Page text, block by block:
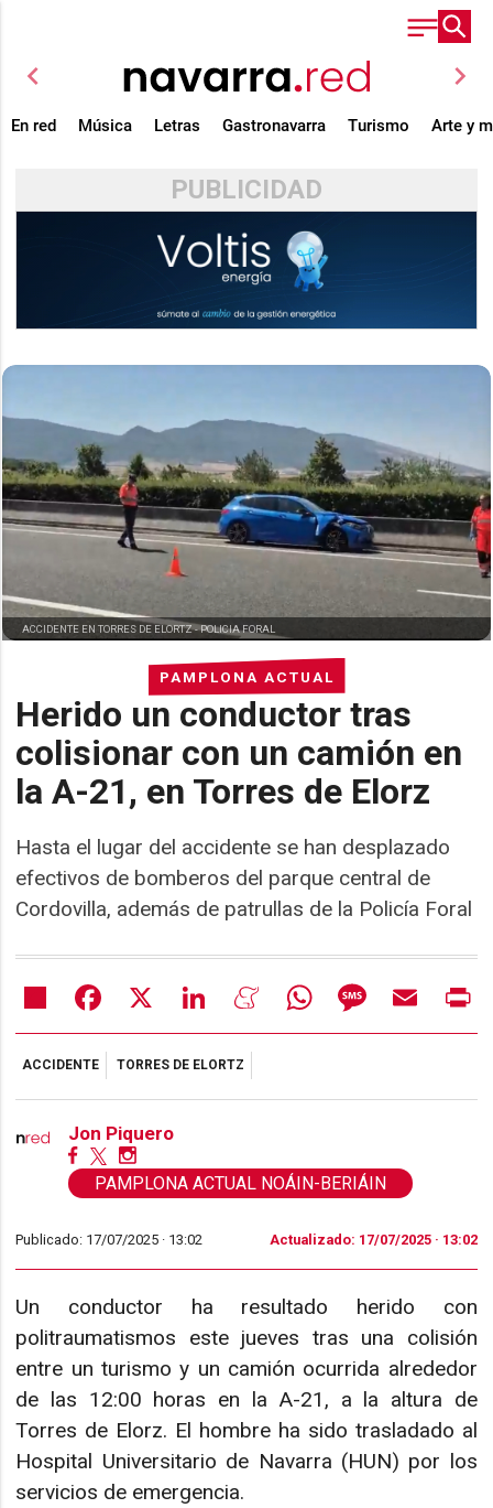
chevron_left chevron_right
En red Música Letras Gastronavarra Turismo Arte y
PUBLICIDAD
PAMPLONA ACTUAL
Herido un conductor tras
colisionar con un camión en
la A-21, en Torres de Elorz
Hasta el lugar del accidente se han desplazado
efectivos de bomberos del parque central de
Cordovilla, además de patrullas de la Policía Foral
ACCIDENTE EN TORRES DE ELORTZ -POLICIA FORAL
Share Facebook LinkedIn MeneameWhatsAppMessageEmail
ACCIDENTE TORRES DE ELORTZ
Jon Piquero
PAMPLONA ACTUAL NOÁIN-BERIÁIN
Publicado: 17/07/2025 · 13:02 Actualizado: 17/07/2025 · 13:02
Un conductor ha resultado herido con
politraumatismos este jueves tras una colisión
entre un turismo y un camión ocurrida alrededor
de las 12:00 horas en la A-21, a la altura de
Torres de Elorz. El hombre ha sido trasladado al
Hospital Universitario de Navarra (HUN) por los
servicios de emergencia.